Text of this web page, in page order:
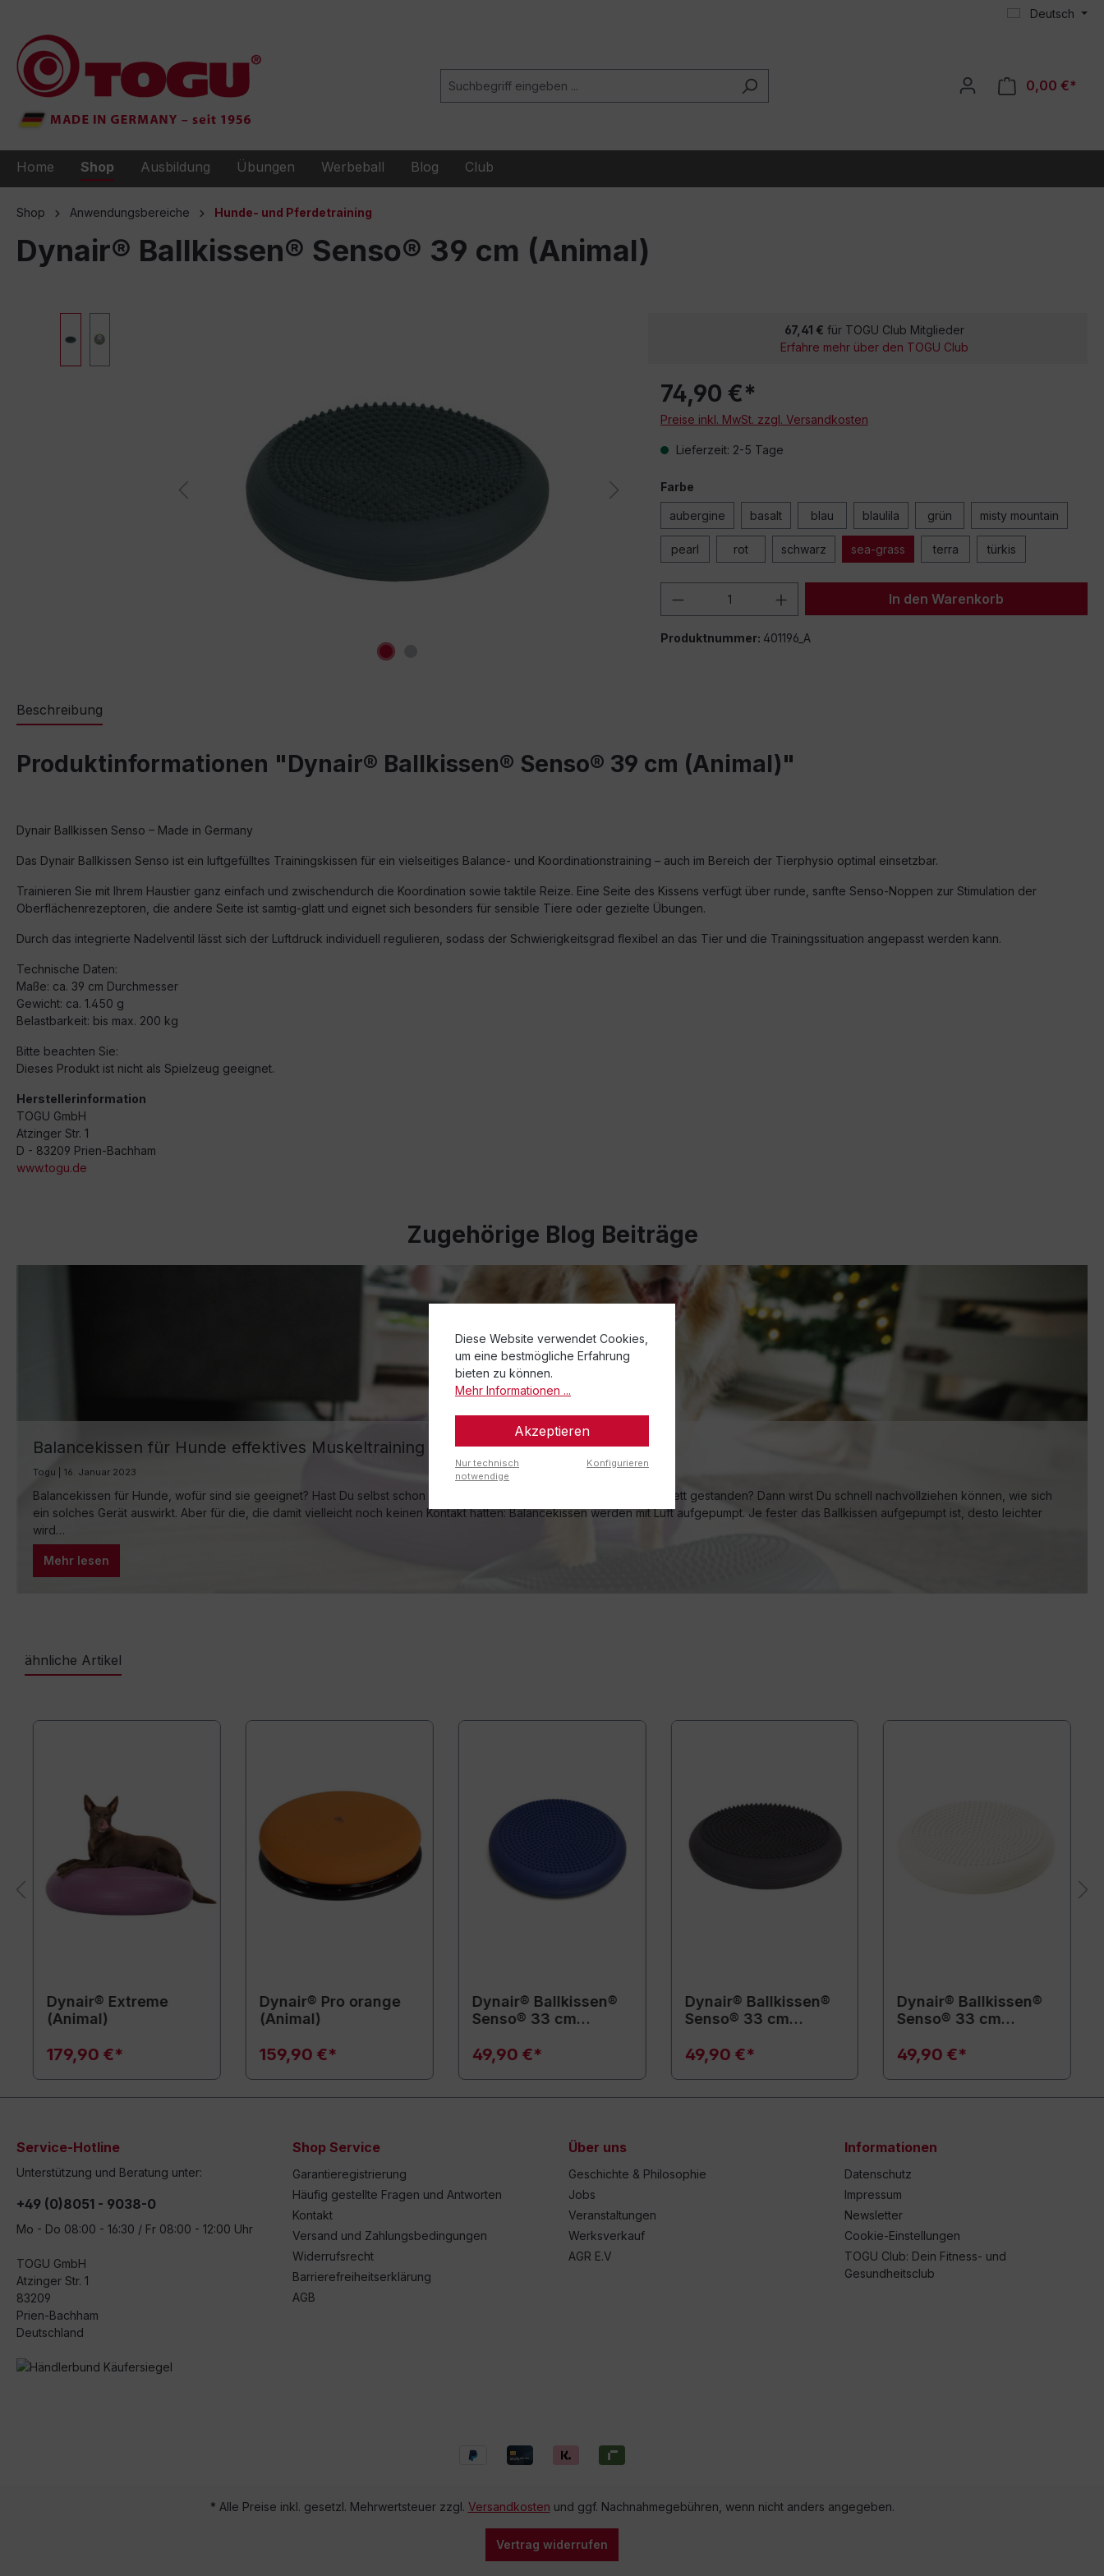
Deutsch
0,00 €*
Home Shop Ausbildung Übungen Werbeball Blog Club
Shop Anwendungsbereiche Hunde- und Pferdetraining
Dynair® Ballkissen® Senso® 39 cm (Animal)
67,41 € für TOGU Club Mitglieder
Erfahre mehr über den TOGU Club
74,90 €*
Preise inkl. MwSt. zzgl. Versandkosten
Lieferzeit: 2-5 Tage
Farbe
aubergine basalt blau blaulila grün misty mountain
pearl rot schwarz sea-grass terra türkis
Produkt Anzahl: Gib den gewünschten Wert
In den Warenkorb
Produktnummer: 401196_A
Beschreibung
Produktinformationen "Dynair® Ballkissen® Senso® 39 cm (Animal)"
Dynair Ballkissen Senso – Made in Germany
Das Dynair Ballkissen Senso ist ein luftgefülltes Trainingskissen für ein vielseitiges Balance- und Koordinationstraining – auch im Bereich der Tierphysio optimal einsetzbar.
Trainieren Sie mit Ihrem Haustier ganz einfach und zwischendurch die Koordination sowie taktile Reize. Eine Seite des Kissens verfügt über runde, sanfte Senso-Noppen zur Stimulation der
Oberflächenrezeptoren, die andere Seite ist samtig-glatt und eignet sich besonders für sensible Tiere oder gezielte Übungen.
Durch das integrierte Nadelventil lässt sich der Luftdruck individuell regulieren, sodass der Schwierigkeitsgrad flexibel an das Tier und die Trainingssituation angepasst werden kann.
Technische Daten:
Maße: ca. 39 cm Durchmesser
Gewicht: ca. 1.450 g
Belastbarkeit: bis max. 200 kg
Bitte beachten Sie:
Dieses Produkt ist nicht als Spielzeug geeignet.
Herstellerinformation
TOGU GmbH
Atzinger Str. 1
D - 83209 Prien-Bachham
www.togu.de
Zugehörige Blog Beiträge
Balancekissen für Hunde effektives Muskeltraining mit TOGU
Togu | 16. Januar 2023
Balancekissen für Hunde, wofür sind sie geeignet? Hast Du selbst schon mal auf einem Balancekissen oder Balancebrett gestanden? Dann wirst Du schnell nachvollziehen können, wie sich
ein solches Gerät auswirkt. Aber für die, die damit vielleicht noch keinen Kontakt hatten: Balancekissen werden mit Luft aufgepumpt. Je fester das Ballkissen aufgepumpt ist, desto leichter
wird…
Mehr lesen
ähnliche Artikel
Dynair® Extreme
(Animal)
179,90 €*
Dynair® Pro orange
(Animal)
159,90 €*
Dynair® Ballkissen®
Senso® 33 cm
49,90 €*
Dynair® Ballkissen®
Senso® 33 cm
49,90 €*
Dynair® Ballkissen®
Senso® 33 cm
49,90 €*
Service-Hotline
Unterstützung und Beratung unter:
+49 (0)8051 - 9038-0
Mo - Do 08:00 - 16:30 / Fr 08:00 - 12:00 Uhr
TOGU GmbH
Atzinger Str. 1
83209
Prien-Bachham
Deutschland
Shop Service
Garantieregistrierung
Häufig gestellte Fragen und Antworten
Kontakt
Versand und Zahlungsbedingungen
Widerrufsrecht
Barrierefreiheitserklärung
AGB
Über uns
Geschichte & Philosophie
Jobs
Veranstaltungen
Werksverkauf
AGR E.V
Informationen
Datenschutz
Impressum
Newsletter
Cookie-Einstellungen
TOGU Club: Dein Fitness- und
Gesundheitsclub
* Alle Preise inkl. gesetzl. Mehrwertsteuer zzgl. Versandkosten und ggf. Nachnahmegebühren, wenn nicht anders angegeben.
Vertrag widerrufen
Diese Website verwendet Cookies,
um eine bestmögliche Erfahrung
bieten zu können.
Mehr Informationen ...
Akzeptieren
Nur technisch
notwendige
Konfigurieren